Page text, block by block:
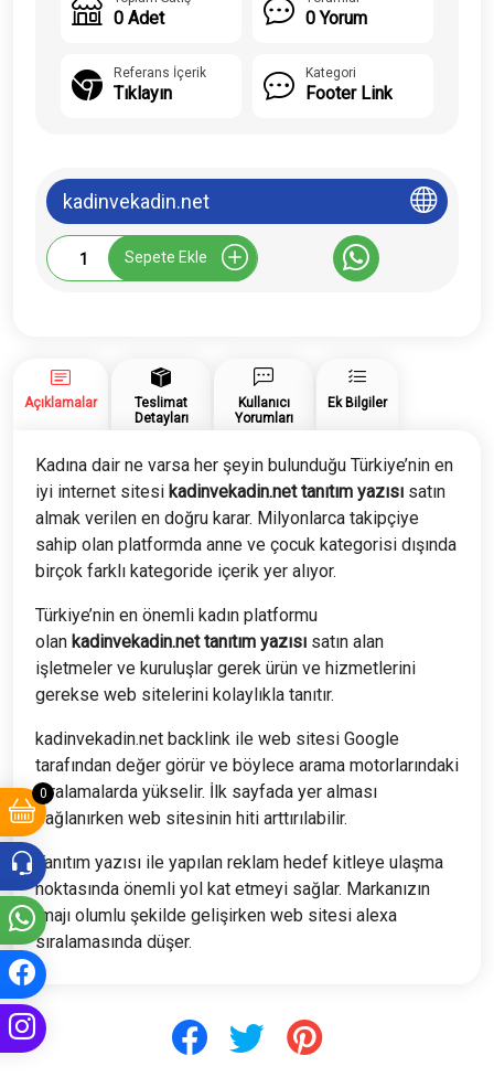
0
0 Adet 0 Yorum
Referans İçerik
Tıklayın
Kategori
Footer Link
kadinvekadin.net
Kadinvekadin.net
Tanıtım
Sepete Ekle
Açıklamalar
Teslimat
Detayları
Kullanıcı
Yorumları
Ek Bilgiler
Kadına dair ne varsa her şeyin bulunduğu Türkiye’nin en
iyi internet sitesi kadinvekadin.net tanıtım yazısı satın
almak verilen en doğru karar. Milyonlarca takipçiye
sahip olan platformda anne ve çocuk kategorisi dışında
birçok farklı kategoride içerik yer alıyor.
Türkiye’nin en önemli kadın platformu
olan kadinvekadin.net tanıtım yazısı satın alan
işletmeler ve kuruluşlar gerek ürün ve hizmetlerini
gerekse web sitelerini kolaylıkla tanıtır.
kadinvekadin.net backlink ile web sitesi Google
tarafından değer görür ve böylece arama motorlarındaki
sıralamalarda yükselir. İlk sayfada yer alması
sağlanırken web sitesinin hiti arttırılabilir.
Tanıtım yazısı ile yapılan reklam hedef kitleye ulaşma
noktasında önemli yol kat etmeyi sağlar. Markanızın
imajı olumlu şekilde gelişirken web sitesi alexa
sıralamasında düşer.